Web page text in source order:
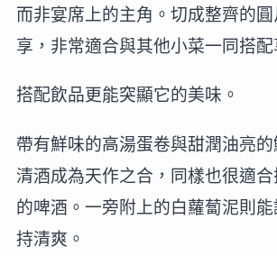
而非宴席上的主角。切成整齊的
享，非常適合與其他小菜一同搭配
搭配飲品更能突顯它的美味。
帶有鮮味的高湯蛋卷與甜潤油亮
清酒成為天作之合，同樣也很適
的啤酒。一旁附上的白蘿蔔泥則
持清爽。